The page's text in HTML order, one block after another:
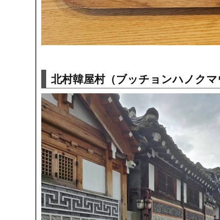
北村韓屋村（ブッチョンハノク